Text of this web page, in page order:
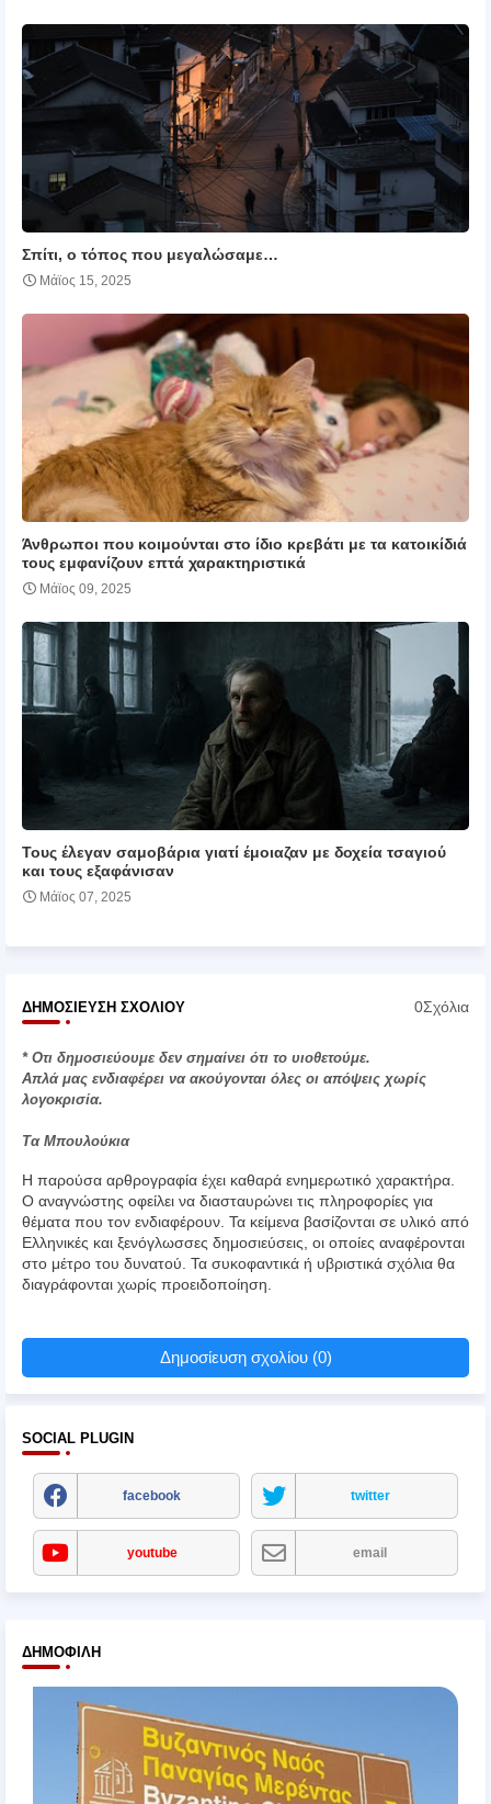
Σπίτι, ο τόπος που μεγαλώσαμε…
Μάϊος 15, 2025
Άνθρωποι που κοιμούνται στο ίδιο κρεβάτι με τα κατοικίδιά
τους εμφανίζουν επτά χαρακτηριστικά
Μάϊος 09, 2025
Τους έλεγαν σαμοβάρια γιατί έμοιαζαν με δοχεία τσαγιού
και τους εξαφάνισαν
Μάϊος 07, 2025
ΔΗΜΟΣΊΕΥΣΗ ΣΧΟΛΊΟΥ 0Σχόλια
* Οτι δημοσιεύουμε δεν σημαίνει ότι το υιοθετούμε.
Απλά μας ενδιαφέρει να ακούγονται όλες οι απόψεις χωρίς
λογοκρισία.
Τα Μπουλούκια
Η παρούσα αρθρογραφία έχει καθαρά ενημερωτικό χαρακτήρα.
Ο αναγνώστης οφείλει να διασταυρώνει τις πληροφορίες για
θέματα που τον ενδιαφέρουν. Τα κείμενα βασίζονται σε υλικό από
Ελληνικές και ξενόγλωσσες δημοσιεύσεις, οι οποίες αναφέρονται
στο μέτρο του δυνατού. Τα συκοφαντικά ή υβριστικά σχόλια θα
διαγράφονται χωρίς προειδοποίηση.
Δημοσίευση σχολίου (0)
SOCIAL PLUGIN
facebook twitter
youtube email
ΔΗΜΟΦΙΛΉ